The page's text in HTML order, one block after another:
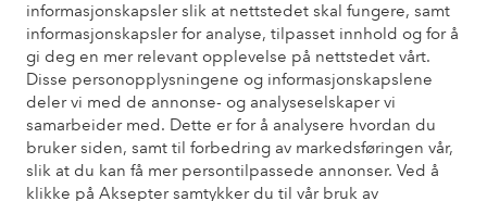
informasjonskapsler slik at nettstedet skal fungere, samt
informasjonskapsler for analyse, tilpasset innhold og for å
gi deg en mer relevant opplevelse på nettstedet vårt.
Disse personopplysningene og informasjonskapslene
deler vi med de annonse- og analyseselskaper vi
samarbeider med. Dette er for å analysere hvordan du
bruker siden, samt til forbedring av markedsføringen vår,
slik at du kan få mer persontilpassede annonser. Ved å
klikke på Aksepter samtykker du til vår bruk av
Venner
Sikre betalinger
Vil du vite mer om våre betalingsalternativer?
elpy